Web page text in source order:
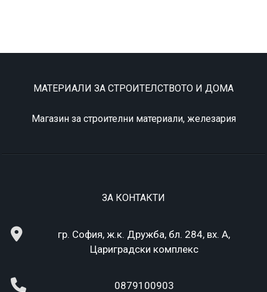
МАТЕРИАЛИ ЗА СТРОИТЕЛСТВОТО И ДОМА
Магазин за строителни материали, железария
ЗА КОНТАКТИ
гр. София, ж.к. Дружба, бл. 284, вх. А,
Цариградски комплекс
0879100903